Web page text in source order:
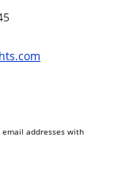
addresses with